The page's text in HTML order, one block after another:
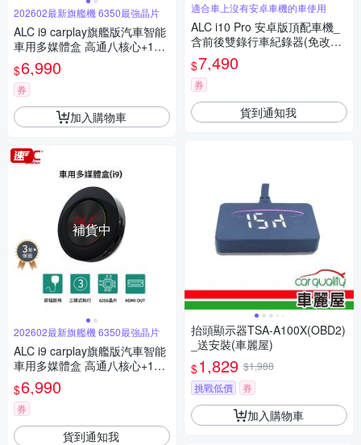
202602最新旗艦機 6350最強晶片
ALC i9 carplay旗艦版汽車智能
車用多媒體盒 高通八核心+128
GB 安卓車機機上盒(即插即用
秒變安卓機)
$6,990
券
加入購物車
補貨中
202602最新旗艦機 6350最強晶片
ALC i9 carplay旗艦版汽車智能
車用多媒體盒 高通八核心+128
GB 安卓車機機上盒(即插即用
秒變安卓機)
$6,990
券
貨到通知我
適合車上沒有安卓車機的車使用
ALC i10 Pro 安卓版頂配車機_
含前後雙錄行車紀錄器(免改裝
加贈32GB記憶卡)
$7,490
券
貨到通知我
抬頭顯示器TSA-A100X(OBD2)
_送安裝(車麗屋)
$1,829 $1,988
挑戰低價
券
加入購物車